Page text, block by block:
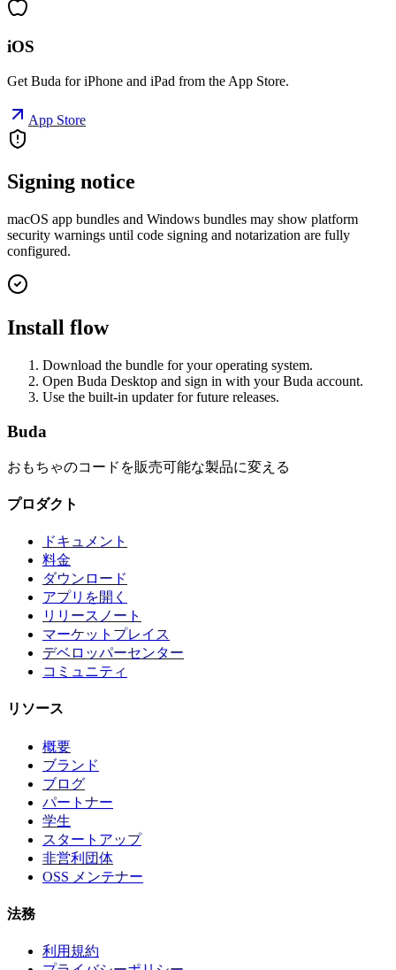
iOS
Get Buda for iPhone and iPad from the App Store.
App Store
Signing notice
macOS app bundles and Windows bundles may show platform
security warnings until code signing and notarization are fully
configured.
Install flow
Download the bundle for your operating system.
Open Buda Desktop and sign in with your Buda account.
Use the built-in updater for future releases.
Buda
おもちゃのコードを販売可能な製品に変える
プロダクト
ドキュメント
料金
ダウンロード
アプリを開く
リリースノート
マーケットプレイス
デベロッパーセンター
コミュニティ
リソース
概要
ブランド
ブログ
パートナー
学生
スタートアップ
非営利団体
OSS メンテナー
法務
利用規約